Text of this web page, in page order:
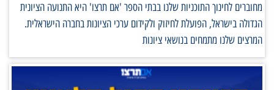
מחוברים לחינוך התוכניות שלנו בבתי הספר 'אם תרצו' היא התנועה הציונית
הגדולה בישראל, הפועלת לחיזוק ולקידום ערכי הציונות בחברה הישראלית.
המרצים שלנו מתמחים בנושאי ציונות